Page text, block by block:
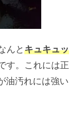
んと キュキュッ
す。これには正
油汚れには強い